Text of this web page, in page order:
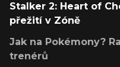
Stalker 2: Heart of
přežití v Zóně
Jak na Pokémony?
trenérů